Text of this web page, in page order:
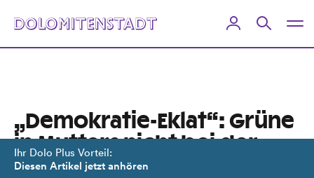
Ihr Dolo Plus Vorteil:
Diesen Artikel jetzt anhören
„Demokratie-Eklat“: Grüne
in Mutters nicht bei der
Wahl